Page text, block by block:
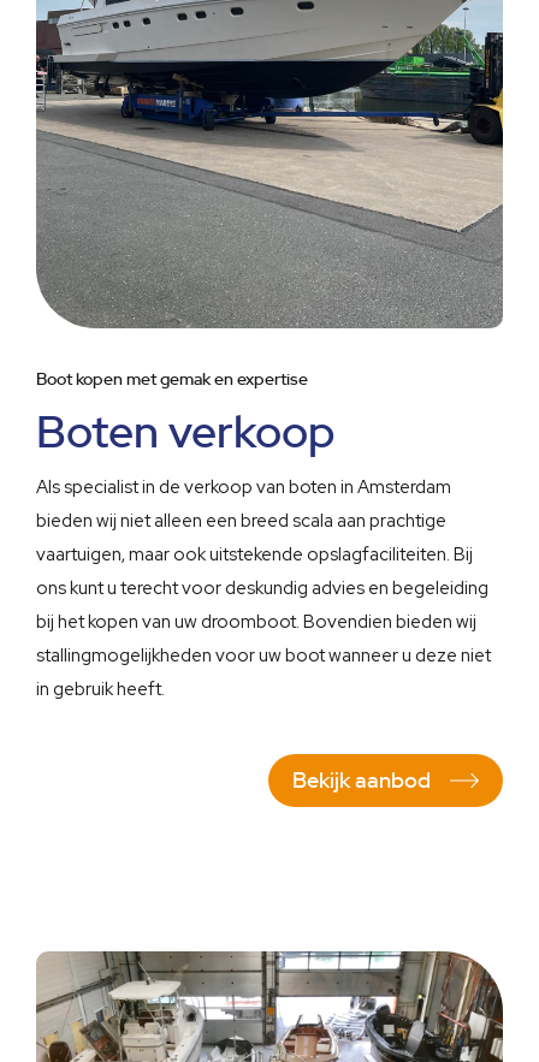
Boot kopen met gemak en expertise
Boten verkoop
Als specialist in de verkoop van boten in Amsterdam
bieden wij niet alleen een breed scala aan prachtige
vaartuigen, maar ook uitstekende opslagfaciliteiten. Bij
ons kunt u terecht voor deskundig advies en begeleiding
bij het kopen van uw droomboot. Bovendien bieden wij
stallingmogelijkheden voor uw boot wanneer u deze niet
in gebruik heeft.
Bekijk aanbod